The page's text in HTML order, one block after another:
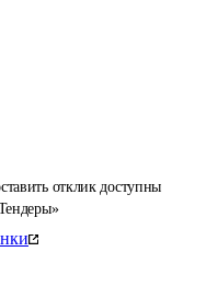
отклик доступны